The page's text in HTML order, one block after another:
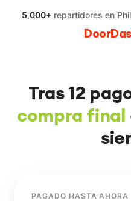
5,000+repartidores en
Tras 12
compra final
PAGADO HASTA AHORA